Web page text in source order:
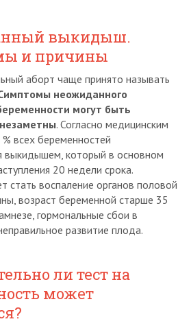
выкидыш.
и причины
аборт чаще принято называть
неожиданного
могут быть
. Согласно медицинским
всех беременностей
выкидышем, который в основном
20 недели срока.
стать воспаление органов половой
возраст беременной старше 35
гормональные сбои в
развитие плода.
ли тест на
может